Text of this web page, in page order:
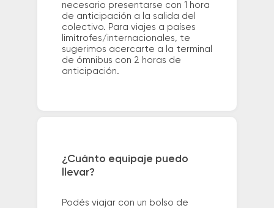
necesario presentarse con 1 hora
de anticipación a la salida del
colectivo. Para viajes a países
limítrofes/internacionales, te
sugerimos acercarte a la terminal
de ómnibus con 2 horas de
anticipación.
¿Cuánto equipaje puedo
llevar?
Podés viajar con un bolso de